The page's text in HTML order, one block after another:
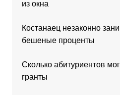
из окна
Костанаец незаконно
бешеные проценты
Сколько абитуриентов
гранты